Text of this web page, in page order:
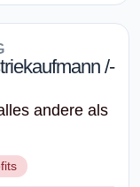
/-
andere als